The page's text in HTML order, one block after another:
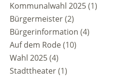
Kommunalwahl 2025(1)
Bürgermeister(2)
Bürgerinformation (4)
Auf dem Rode(10)
Wahl 2025(4)
Stadttheater(1)